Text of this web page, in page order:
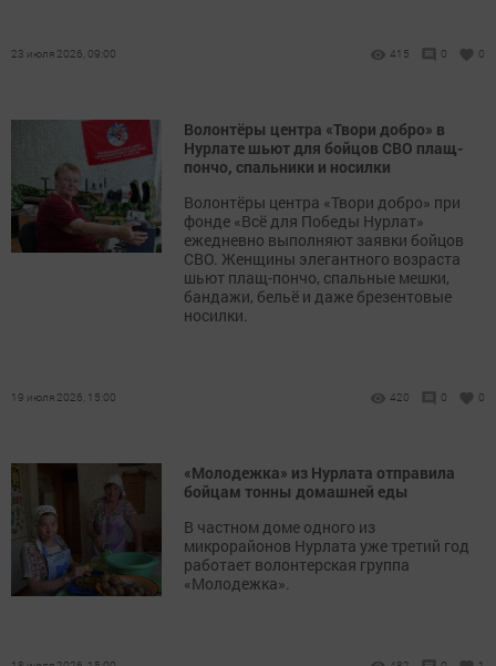
23 июля 2026, 09:00 415 0 0
Волонтёры центра «Твори добро» в
Нурлате шьют для бойцов СВО плащ-
пончо, спальники и носилки
Волонтёры центра «Твори добро» при
фонде «Всё для Победы Нурлат»
ежедневно выполняют заявки бойцов
СВО. Женщины элегантного возраста
шьют плащ-пончо, спальные мешки,
бандажи, бельё и даже брезентовые
носилки.
19 июля 2026, 15:00 420 0 0
«Молодежка» из Нурлата отправила
бойцам тонны домашней еды
В частном доме одного из
микрорайонов Нурлата уже третий год
работает волонтерская группа
«Молодежка».